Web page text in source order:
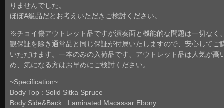
りませんでした。
ほぼA級品だとお考えいただきご検討ください。
※チョイ傷アウトレット品ですが演奏面と機能的な問題は一切なく
観保証を除き通常品と同じ保証が付属いたしますので、安心してご
いただけます。一本のみの入荷品です、アウトレット品は人気が高
め、気になる方はお早めにご検討ください。
~Specification~
Body Top : Solid Sitka Spruce
Body Side&Back : Laminated Macassar Ebony